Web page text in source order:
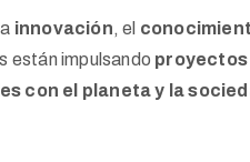
innovación, el
están impulsando
con el planeta y la